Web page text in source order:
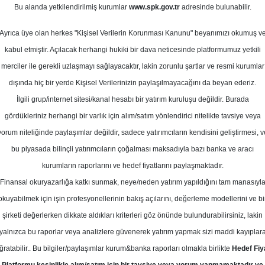
2025
Potansiyeli
Kurum Sayısı
1
Cuma, 15 Ağustos 2025
Hedef Fiyat
BIZIM-Bizim Toptan için hedef
tavsiyesini "al" dan "tut"a
Bu alanda yetkilendirilmiş kurumlar www.spk.gov.tradresinde bulunabilir.
Ayrıca üye olan herkes "Kişisel Verilerin Korunması Kanunu" beyanımızı okumuş ve
kabul etmiştir. Açılacak herhangi hukiki bir dava neticesinde platformumuz yetkili
merciler ile gerekli uzlaşmayı sağlayacaktır, lakin zorunlu şartlar ve resmi kurumlar
dışında hiç bir yerde Kişisel Verilerinizin paylaşılmayacağını da beyan ederiz.
İlgili grup/internet sitesi/kanal hesabı bir yatırım kuruluşu değildir. Burada
gördükleriniz herhangi bir varlık için alım/satım yönlendirici nitelikte tavsiye veya
niteliğinde paylaşımlar değildir, sadece yatırımcıların kendisini geliştirmesi,
bu piyasada bilinçli yatırımcıların çoğalması maksadıyla bazı banka ve aracı
kurumların raporlarını ve hedef fiyatlarını paylaşmaktadır.
Finansal okuryazarlığa katkı sunmak, neye/neden yatırım yapıldığını tam manasıyla
için işin profesyonellerinin bakış açılarını, değerleme modellerini ve
şirketi değerlerken dikkate aldıkları kriterleri göz önünde bulundurabilirsiniz, lakin
yalnızca bu raporlar veya analizlere güvenerek yatırım yapmak sizi maddi
Bu bilgiler/paylaşımlar kurum&banka raporları olmakla birlikte Hedef